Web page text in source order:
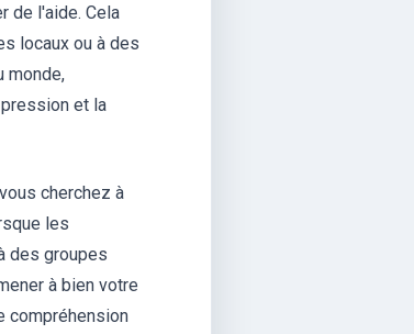
de l'aide. Cela
locaux ou à des
monde,
et la
cherchez à
les
des groupes
à bien votre
compréhension